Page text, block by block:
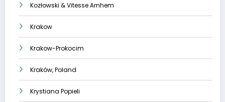
Kozłowski & Vitesse Arnhem
Krakow
Krakow-Prokocim
Kraków, Poland
Krystiana Popieli